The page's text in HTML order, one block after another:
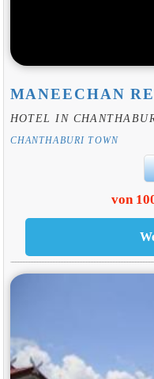
MANEECHAN
HOTEL IN
CHANTHABURI TOWN
von